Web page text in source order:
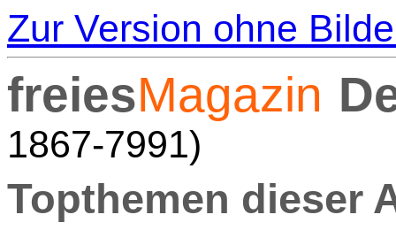
Zur Version ohne
freiesMagazin
1867-7991)
Topthemen dieser